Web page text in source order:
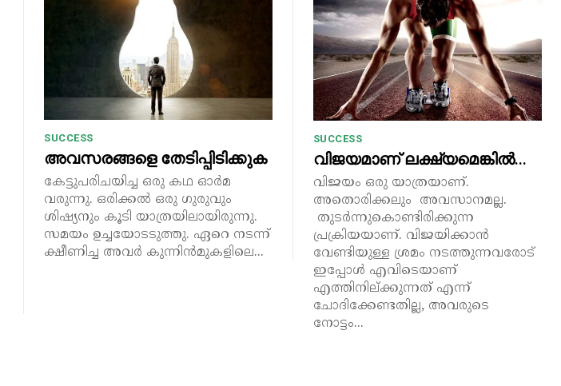
SUCCESS
അവസരങ്ങളെ തേടിപ്പിടിക്കുക
കേട്ടുപരിചയിച്ച ഒരു കഥ ഓർമ
വരുന്നു. ഒരിക്കൽ ഒരു ഗുരുവും
ശിഷ്യനും കൂടി യാത്രയിലായിരുന്നു.
സമയം ഉച്ചയോടടുത്തു. ഏറെ നടന്ന്
ക്ഷീണിച്ച അവർ കുന്നിൻമുകളിലെ...
SUCCESS
വിജയമാണ് ലക്ഷ്യമെങ്കിൽ…
വിജയം ഒരു യാത്രയാണ്.
അതൊരിക്കലും അവസാനമല്ല.
തുടർന്നുകൊണ്ടിരിക്കുന്ന
പ്രക്രിയയാണ്. വിജയിക്കാൻ
വേണ്ടിയുള്ള ശ്രമം നടത്തുന്നവരോട്
ഇപ്പോൾ എവിടെയാണ്
എത്തിനില്ക്കുന്നത് എന്ന്
ചോദിക്കേണ്ടതില്ല, അവരുടെ
നോട്ടം...